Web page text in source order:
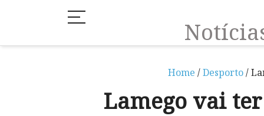
Home /Desporto/
Lamego vai